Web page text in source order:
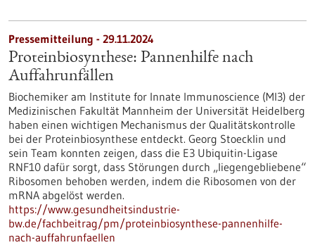
Pressemitteilung - 29.11.2024
Proteinbiosynthese: Pannenhilfe nach
Auffahrunfällen
Biochemiker am Institute for Innate Immunoscience (MI3) der
Medizinischen Fakultät Mannheim der Universität Heidelberg
haben einen wichtigen Mechanismus der Qualitätskontrolle
bei der Proteinbiosynthese entdeckt. Georg Stoecklin und
sein Team konnten zeigen, dass die E3 Ubiquitin-Ligase
RNF10 dafür sorgt, dass Störungen durch „liegengebliebene“
Ribosomen behoben werden, indem die Ribosomen von der
mRNA abgelöst werden.
https://www.gesundheitsindustrie-
bw.de/fachbeitrag/pm/proteinbiosynthese-pannenhilfe-
nach-auffahrunfaellen